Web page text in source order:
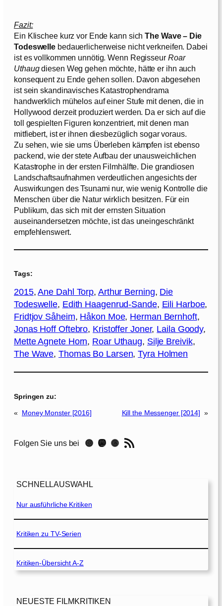
Fazit:
Ein Klischee kurz vor Ende kann sichThe Wave – Die
Todeswelle bedauerlicherweise nicht verkneifen. Dabei
ist es vollkommen unnötig. Wenn Regisseur Roar
Uthaugdiesen Weg gehen möchte, hätte er ihn auch
konsequent zu Ende gehen sollen. Davon abgesehen
ist sein skandinavisches Katastrophendrama
handwerklich mühelos auf einer Stufe mit denen, die in
Hollywood derzeit produziert werden. Da er sich auf die
toll gespielten Figuren konzentriert, mit denen man
mitfiebert, ist er ihnen diesbezüglich sogar voraus.
Zu sehen, wie sie ums Überleben kämpfen ist ebenso
packend, wie der stete Aufbau der unausweichlichen
Katastrophe in der ersten Filmhälfte. Die grandiosen
Landschaftsaufnahmen verdeutlichen angesichts der
Auswirkungen des Tsunami nur, wie wenig Kontrolle die
Menschen über die Natur wirklich besitzen. Für ein
Publikum, das sich mit der ernsten Situation
auseinandersetzen möchte, ist das uneingeschränkt
empfehlenswert.
Tags:
2015, Ane Dahl Torp, Arthur Berning, Die
Todeswelle, Edith Haagenrud-Sande, Eili Harboe
Fridtjov Såheim, Håkon Moe, Herman Bernhoft
Jonas Hoff Oftebro, Kristoffer Joner, Laila Goody
Mette Agnete Horn, Roar Uthaug, Silje Breivik
The Wave, Thomas Bo Larsen, Tyra Holmen
Springen zu:
« Money Monster [2016] Kill the Messenger [2014] »
Folgen Sie uns bei Instagram Mastodon Threads RSS-Feed
SCHNELLAUSWAHL
Nur ausführliche Kritiken
Kritiken zu TV-Serien
Kritiken-Übersicht A-Z
NEUESTE FILMKRITIKEN